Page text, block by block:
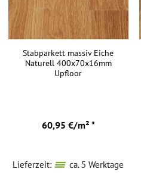
Stabparkett massiv Eiche
Naturell 400x70x16mm
Upfloor
60,95 €/m² *
Lieferzeit: ca. 5 Werktage